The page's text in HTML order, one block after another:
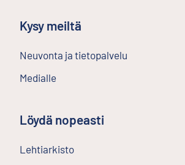
Kysy meiltä
Neuvonta ja tietopalvelu
Medialle
Löydä nopeasti
Lehtiarkisto